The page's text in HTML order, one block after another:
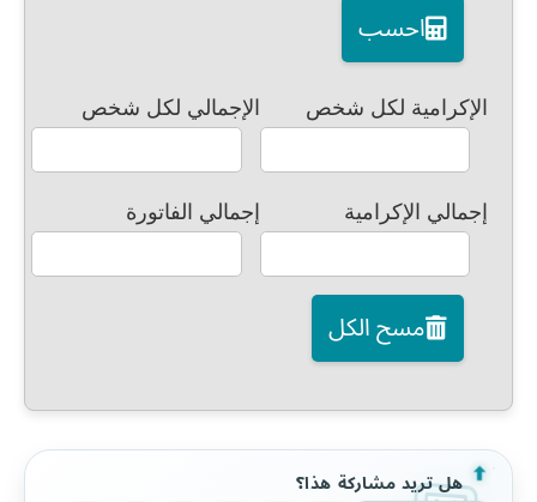
احسب
الإكرامية لكل شخص الإجمالي لكل شخص
إجمالي الإكرامية إجمالي الفاتورة
مسح الكل
هل تريد مشاركة هذا؟